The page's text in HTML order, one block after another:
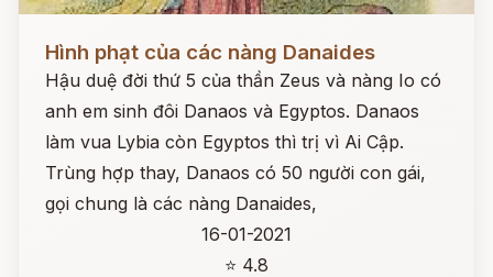
Hình phạt của các nàng Danaides
Hậu duệ đời thứ 5 của thần Zeus và nàng Io có
anh em sinh đôi Danaos và Egyptos. Danaos
làm vua Lybia còn Egyptos thì trị vì Ai Cập.
Trùng hợp thay, Danaos có 50 người con gái,
gọi chung là các nàng Danaides,
16-01-2021
⭐ 4.8